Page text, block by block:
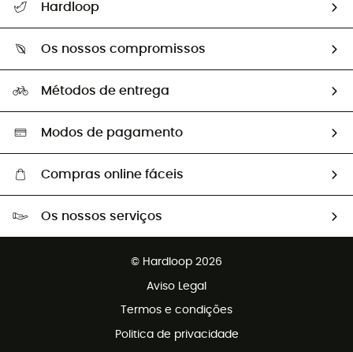
Guia de tamanhos
Trocas & Devoluções
Hardloop
Os nossos embaixadores
Os nossos compromissos
Seleção eco-responsável
Métodos de entrega
Modos de pagamento
Compras online fáceis
Os nossos serviços
© Hardloop 2026
Aviso Legal
Termos e condições
Politica de privacidade